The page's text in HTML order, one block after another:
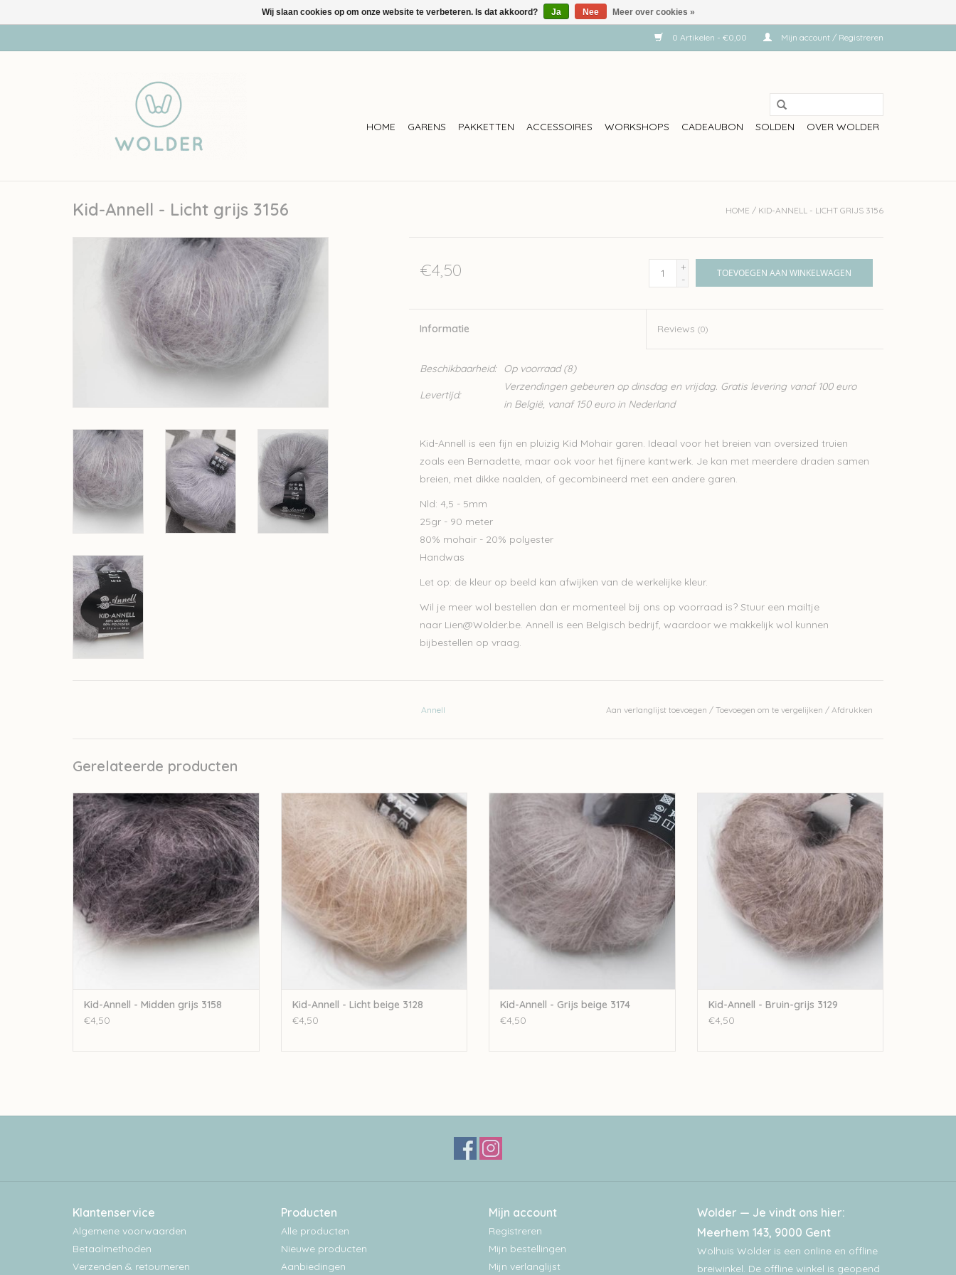
0 Artikelen - €0,00 Mijn account / Registreren
HOME GARENS PAKKETTEN ACCESSOIRES WORKSHOPS CADEAUBON SOLDEN OVER WOLDER
Kid-Annell - Licht grijs 3156 HOME / KID-ANNELL - LICHT GRIJS 3156
€4,50
+
-
TOEVOEGEN AAN WINKELWAGEN
Informatie Reviews(0)
Beschikbaarheid: Op voorraad(8)
Levertijd:
Verzendingen gebeuren op dinsdag en vrijdag. Gratis levering vanaf 100 euro
in België, vanaf 150 euro in Nederland
Kid-Annell is een fijn en pluizig Kid Mohair garen. Ideaal voor het breien van oversized truien
zoals een Bernadette, maar ook voor het fijnere kantwerk. Je kan met meerdere draden samen
breien, met dikke naalden, of gecombineerd met een andere garen.
Nld: 4,5 - 5mm
25gr - 90 meter
80% mohair - 20% polyester
Handwas
Let op: de kleur op beeld kan afwijken van de werkelijke kleur.
Wil je meer wol bestellen dan er momenteel bij ons op voorraad is? Stuur een mailtje
naar Lien@Wolder.be. Annell is een Belgisch bedrijf, waardoor we makkelijk wol kunnen
bijbestellen op vraag.
Annell Aan verlanglijst toevoegen / Toevoegen om te vergelijken / Afdrukken
Gerelateerde producten
Annell Kid-Annell - Midden grijs 3158
TOEVOEGEN AAN WINKELWAGEN
Kid-Annell - Midden grijs 3158
€4,50
Annell Kid-Annell - Licht beige 3128
TOEVOEGEN AAN WINKELWAGEN
Kid-Annell - Licht beige 3128
€4,50
Annell Kid-Annell - Grijs beige 3174
TOEVOEGEN AAN WINKELWAGEN
Kid-Annell - Grijs beige 3174
€4,50
Annell Kid-Annell - Bruin-grijs 3129
TOEVOEGEN AAN WINKELWAGEN
Kid-Annell - Bruin-grijs 3129
€4,50
Klantenservice
Algemene voorwaarden
Betaalmethoden
Verzenden & retourneren
Producten
Alle producten
Nieuwe producten
Aanbiedingen
Mijn account
Registreren
Mijn bestellingen
Mijn verlanglijst
Wolder — Je vindt ons hier:
Meerhem 143, 9000 Gent
Wolhuis Wolder is een online en offline
breiwinkel. De offline winkel is geopend
Wij slaan cookies op om onze website te verbeteren. Is dat akkoord? Ja Nee Meer over cookies »